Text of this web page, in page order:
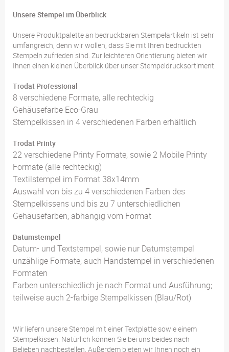
Unsere Stempel im Überblick
Unsere Produktpalette an bedruckbaren Stempelartikeln ist sehr
umfangreich, denn wir wollen, dass Sie mit Ihren bedruckten
Stempeln zufrieden sind. Zur leichteren Orientierung bieten wir
Ihnen einen kleinen Überblick über unser Stempeldrucksortiment.
Trodat Professional
8 verschiedene Formate, alle rechteckig
Gehäusefarbe Eco-Grau
Stempelkissen in 4 verschiedenen Farben erhältlich
Trodat Printy
22 verschiedene Printy Formate, sowie 2 Mobile Printy
Formate (alle rechteckig)
Textilstempel im Format 38x14mm
Auswahl von bis zu 4 verschiedenen Farben des
Stempelkissens und bis zu 7 unterschiedlichen
Gehäusefarben; abhängig vom Format
Datumstempel
Datum- und Textstempel, sowie nur Datumstempel
unzählige Formate; auch Handstempel in verschiedenen
Formaten
Farben unterschiedlich je nach Format und Ausführung;
teilweise auch 2-farbige Stempelkissen (Blau/Rot)
Wir liefern unsere Stempel mit einer Textplatte sowie einem
Stempelkissen. Natürlich können Sie bei uns beides nach
Belieben nachbestellen. Außerdem bieten wir Ihnen noch ein